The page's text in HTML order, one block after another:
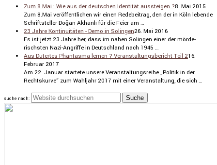
Zum 8.Mai : Wie aus der deutschen Identität aussteigen ?8. Mai 2015
Zum 8.Mai veröf­fent­li­chen wir einen Redebei­trag, den der in Köln lebende
Schrift­steller Doğan Akhanlı für die Feier am …
23 Jahre Kontinuitäten - Demo in Solingen26. Mai 2016
Es ist jetzt 23 Jahre her, dass im nahen Solingen einer der mörde­
rischsten Nazi-Angriffe in Deutsch­land nach 1945 …
Aus Dutertes Phantasma lernen ? Veranstaltungsbericht Teil 216.
Februar 2017
Am 22. Januar startete unsere Veran­stal­tungs­reihe „Politik in der
Rechts­kurve“ zum Wahljahr 2017 mit einer Veran­stal­tung, die sich …
suche nach: